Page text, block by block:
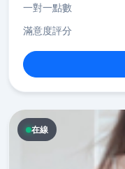
一對一點數
滿意度評分
在線